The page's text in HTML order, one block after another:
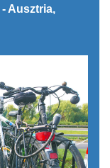
Ausztria,